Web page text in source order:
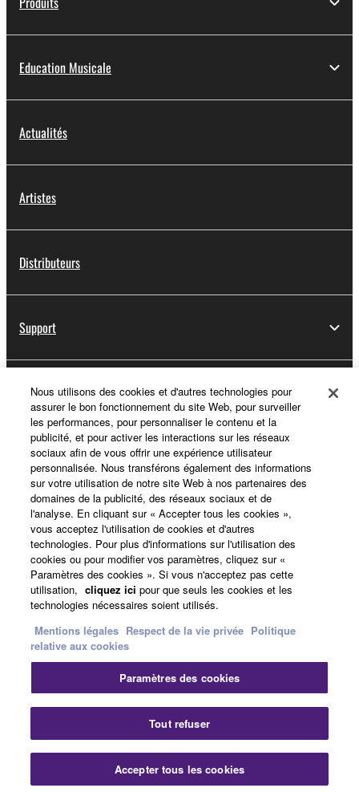
Education Musicale
Actualités
Artistes
Distributeurs
Support
Yamaha Music ID - Enregistrement
A propos de Yamaha
France - French
Professionnel
Nous contacterConditions d'utilisation
Respect de la vie privéePolitique relative aux cookies
Mentions légales
© Yamaha Corporation.
Nous utilisons des cookies et d'autres technologies pour
assurer le bon fonctionnement du site Web, pour surveiller
les performances, pour personnaliser le contenu et la
publicité, et pour activer les interactions sur les réseaux
sociaux afin de vous offrir une expérience utilisateur
personnalisée. Nous transférons également des informations
sur votre utilisation de notre site Web à nos partenaires des
domaines de la publicité, des réseaux sociaux et de
l'analyse. En cliquant sur « Accepter tous les cookies »,
vous acceptez l'utilisation de cookies et d'autres
technologies. Pour plus d'informations sur l'utilisation des
cookies ou pour modifier vos paramètres, cliquez sur «
Paramètres des cookies ». Si vous n'acceptez pas cette
utilisation, cliquez ici pour que seuls les cookies et les
technologies nécessaires soient utilisés.
Mentions légales Respect de la vie privée Politique
relative aux cookies
Paramètres des cookies
Tout refuser
Accepter tous les cookies